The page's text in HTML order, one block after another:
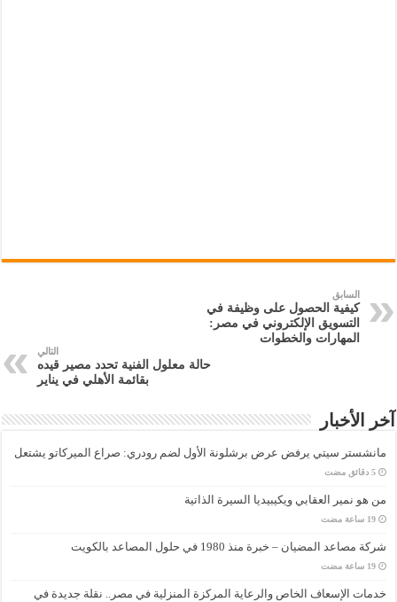
السابق
كيفية الحصول على وظيفة في
التسويق الإلكتروني في مصر:
المهارات والخطوات
التالي
حالة معلول الفنية تحدد مصير قيده
بقائمة الأهلي في يناير
آخر الأخبار
مانشستر سيتي يرفض عرض برشلونة الأول لضم رودري: صراع الميركاتو يشتعل
‏5 دقائق مضت
من هو نمير العقابي ويكيبيديا السيرة الذاتية
‏19 ساعة مضت
شركة مصاعد المضيان – خبرة منذ 1980 في حلول المصاعد بالكويت
‏19 ساعة مضت
خدمات الإسعاف الخاص والرعاية المركزة المنزلية في مصر.. نقلة جديدة في